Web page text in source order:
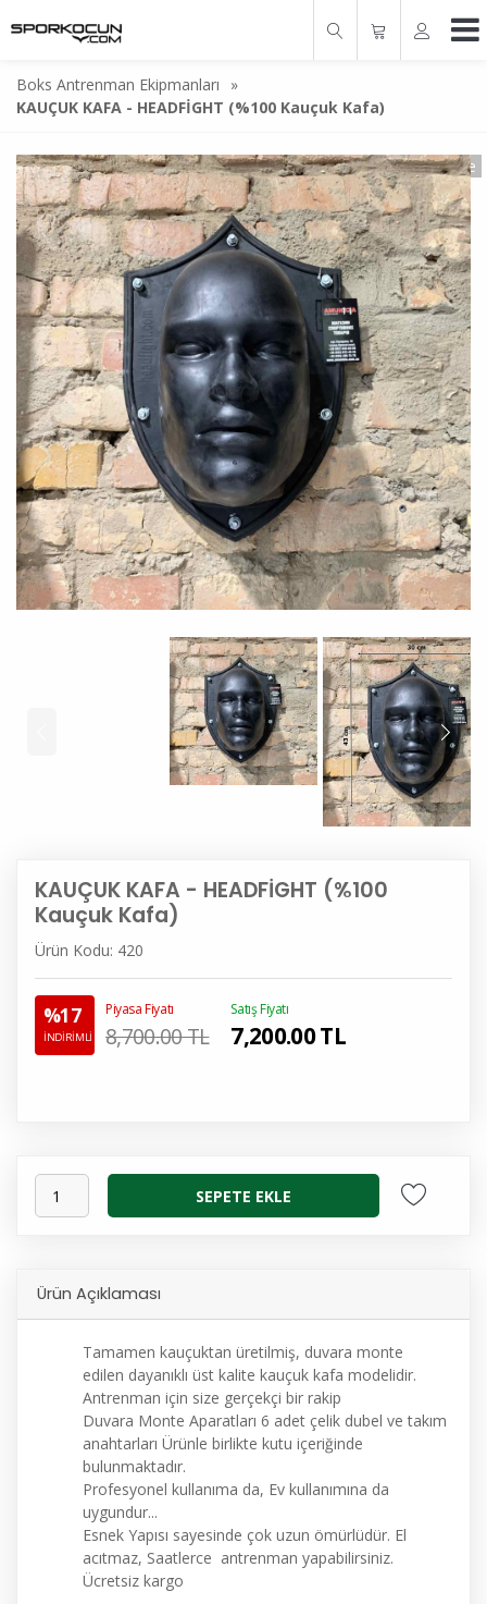
Boks Antrenman Ekipmanları
»
KAUÇUK KAFA - HEADFİGHT (%100 Kauçuk Kafa)
İndirimde
KAUÇUK KAFA - HEADFİGHT (%100
Kauçuk Kafa)
Ürün Kodu: 420
%17
İNDİRİMLİ
Piyasa Fiyatı
8,700.00 TL
Satış Fiyatı
7,200.00TL
SEPETE EKLE
Ürün Açıklaması
Tamamen kauçuktan üretilmiş, duvara monte
edilen dayanıklı üst kalite kauçuk kafa modelidir.
Antrenman için size gerçekçi bir rakip
Duvara Monte Aparatları 6 adet çelik dubel ve takım
anahtarları Ürünle birlikte kutu içeriğinde
bulunmaktadır.
Profesyonel kullanıma da, Ev kullanımına da
uygundur...
Esnek Yapısı sayesinde çok uzun ömürlüdür. El
acıtmaz, Saatlerce antrenman yapabilirsiniz.
Ücretsiz kargo